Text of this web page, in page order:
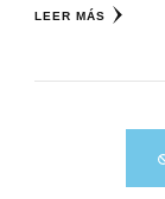
LEER MÁS